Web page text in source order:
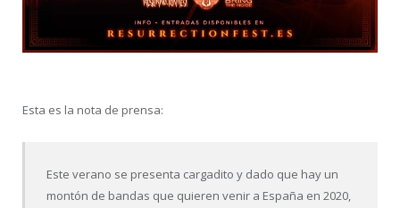
Esta es la nota de prensa:
Este verano se presenta cargadito y dado que hay un
montón de bandas que quieren venir a España en 2020,